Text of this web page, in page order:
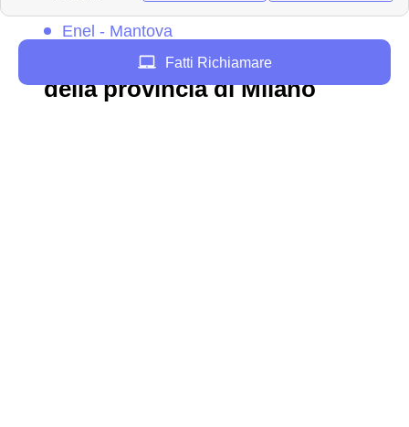
Enel - Mantova
La lista delle città principali
della provincia di Milano
Fatti Richiamare